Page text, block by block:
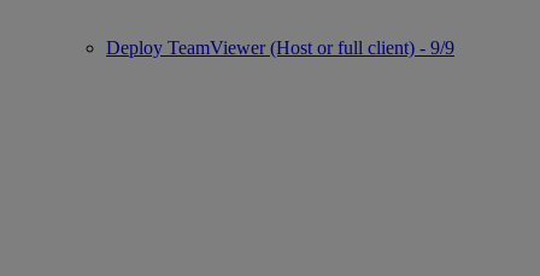
Deploy TeamViewer (Host or full client) - 9/9